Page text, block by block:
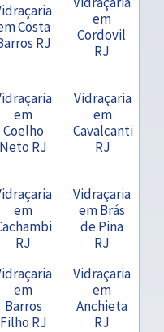
Costa
RJ
em
Cordovil
RJ
em
Coelho
Neto RJ
Vidraçaria
em
Cavalcanti
RJ
em
RJ
Vidraçaria
em Brás
de Pina
RJ
em
Barros
Filho RJ
Vidraçaria
em
Anchieta
RJ